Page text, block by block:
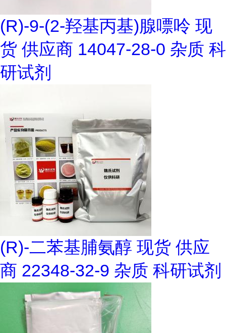
(R)-9-(2-羟基丙基)腺嘌呤 现
货 供应商 14047-28-0 杂质 科
研试剂
(R)-二苯基脯氨醇 现货 供应
商 22348-32-9 杂质 科研试剂